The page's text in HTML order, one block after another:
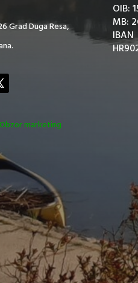
Grad Duga Resa,
Obzor marketing
OIB:
MB:
IBAN